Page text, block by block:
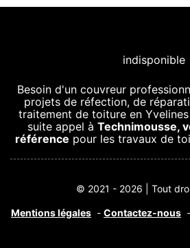
indisponible
Besoin d'un couvreur
projets de réfection, de
traitement de toiture en
suite appel à Technimousse,
référence pour les travaux de
© 2021 - 2026 | Tout
Mentions légales - Contactez-nous -